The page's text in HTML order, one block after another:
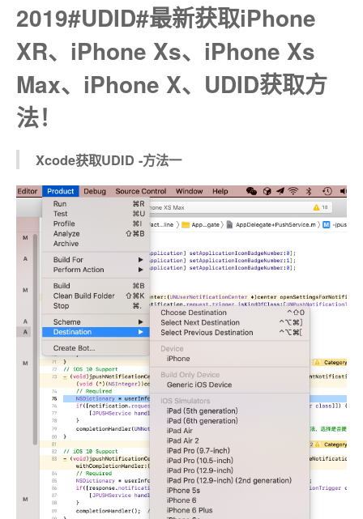
2019#UDID#最新获取iPhone
XR、iPhone Xs、iPhone Xs
Max、iPhone X、UDID获取方
法！
Xcode获取UDID -方法一